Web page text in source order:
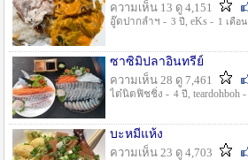
ความเห็น 13 ดู 4,151
อู๊ดปากลำฯ - 3 ปี , eKs - 1 เดือน
ซาซิมิปลาอินทรีย์
ความเห็น 28 ดู 7,461
ไต๋นิตฟิชชิ่ง - 4 ปี , teardohboh -
บะหมี่แห้ง
ความเห็น 23 ดู 4,703